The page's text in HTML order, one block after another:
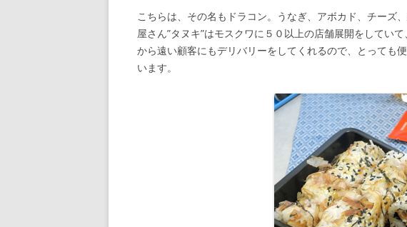
こちらは、その名もドラコン。うなぎ、アボカド、チーズ
屋さん”タヌキ”はモスクワに５０以上の店舗展開をしてい
から遠い顧客にもデリバリーをしてくれるので、とっても
います。